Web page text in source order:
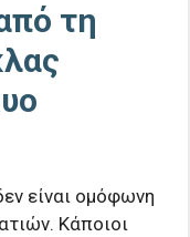
τη
είναι ομόφωνη
Κάποιοι